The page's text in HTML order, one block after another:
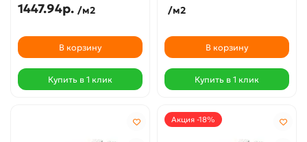
1447.94р. /м2
В корзину
Купить в 1 клик
/м2
В корзину
Купить в 1 клик
Акция -18%